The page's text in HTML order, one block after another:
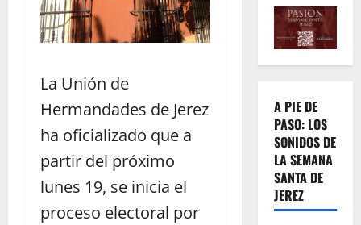
La Unión de
Hermandades de Jerez
ha oficializado que a
partir del próximo
lunes 19, se inicia el
proceso electoral por
A PIE DE
PASO: LOS
SONIDOS DE
LA SEMANA
SANTA DE
JEREZ